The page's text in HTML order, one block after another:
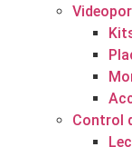
Control